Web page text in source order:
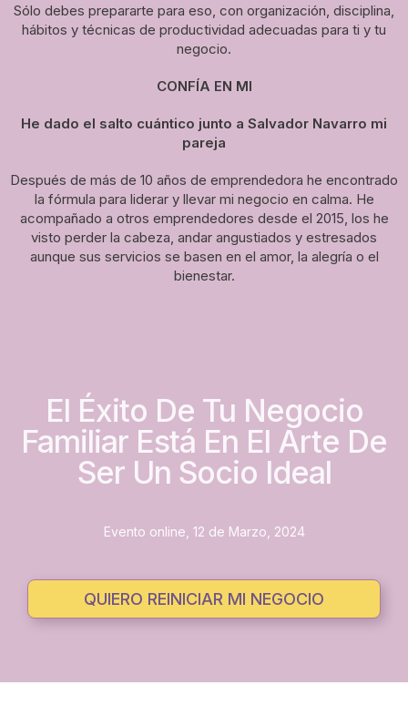
Sólo debes prepararte para eso, con organización, disciplina,
hábitos y técnicas de productividad adecuadas para ti y tu
negocio.
CONFÍA EN MI
He dado el salto cuántico junto a Salvador Navarro mi
pareja
Después de más de 10 años de emprendedora he encontrado
la fórmula para liderar y llevar mi negocio en calma. He
acompañado a otros emprendedores desde el 2015, los he
visto perder la cabeza, andar angustiados y estresados
aunque sus servicios se basen en el amor, la alegría o el
bienestar.
El Éxito De Tu Negocio
Familiar Está En El Arte De
Ser Un Socio Ideal
Evento online, 12 de Marzo, 2024
QUIERO REINICIAR MI NEGOCIO